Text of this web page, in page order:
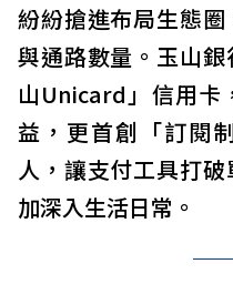
紛紛搶進布局生態
與通路數量。玉山
山Unicard」信用卡
益，更首創「訂閱
人，讓支付工具打
加深入生活日常。